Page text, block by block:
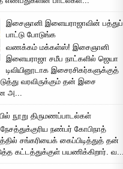
இசைஞானி இளையராஜாவின் பத்துப்
பாட்டு போடுங்க
வணக்கம் மக்கள்ஸ்! இசைஞானி
இளையராஜா சமீப நாட்களில் ஜெயா
டிவியினூடாக இசைரசிகர்களுக்குத்
வரவிருக்கும் தன் இசை
அ...
நூறு திருமணப்பாடல்கள்
நண்பர் கோபிநாத்
சங்கரியைக் கைப்பிடித்துத் தன்
கட்டத்துக்குள் பயணிக்கிறார். வ...